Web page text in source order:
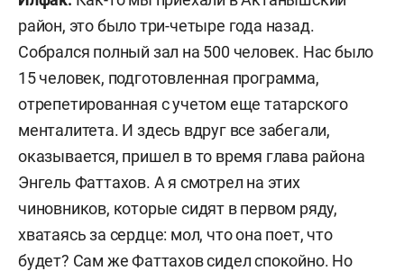
район, это было три-четыре года назад.
Собрался полный зал на 500 человек. Нас было
15 человек, подготовленная программа,
отрепетированная с учетом еще татарского
менталитета. И здесь вдруг все забегали,
оказывается, пришел в то время глава района
Энгель Фаттахов. А я смотрел на этих
чиновников, которые сидят в первом ряду,
хватаясь за сердце: мол, что она поет, что
будет? Сам же Фаттахов сидел спокойно. Но